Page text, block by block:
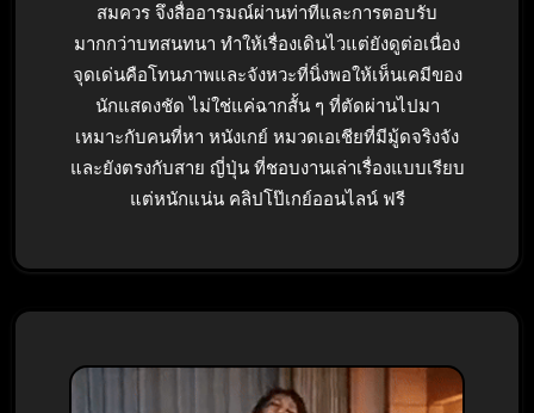
สมควร จึงสื่ออารมณ์ผ่านท่าทีและการตอบรับ
มากกว่าบทสนทนา ทำให้เรื่องเดินไวแต่ยังดูต่อเนื่อง
จุดเด่นคือโทนภาพและจังหวะที่นิ่งพอให้เห็นเคมีของ
นักแสดงชัด ไม่ใช่แค่ฉากสั้น ๆ ที่ตัดผ่านไปมา
เหมาะกับคนที่หา หนังเกย์ หมวดเอเชียที่มีมู้ดจริงจัง
และยังตรงกับสาย ญี่ปุ่น ที่ชอบงานเล่าเรื่องแบบเรียบ
แต่หนักแน่น คลิปโป๊เกย์ออนไลน์ ฟรี